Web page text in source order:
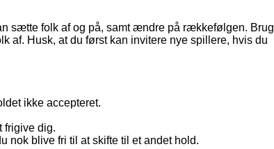
sætte folk af og på, samt ændre på rækkefølgen. Brug
Husk, at du først kan invitere nye spillere, hvis du
ikke accepteret.
frigive dig.
nok blive fri til at skifte til et andet hold.